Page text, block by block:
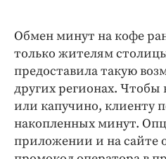
Обмен минут на кофе
только жителям
предоставила такую
других регионах.
или капучино, клиенту
накопленных минут.
приложении и на сайте